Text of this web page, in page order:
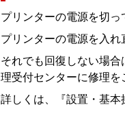
プリンターの電源を切っ
プリンターの電源を入れ
それでも回復しない場
理受付センターに修理を
詳しくは、『設置・基本